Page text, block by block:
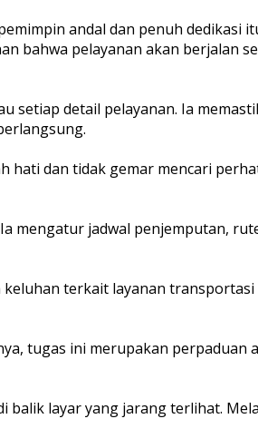
andal dan penuh dedikasi
bahwa pelayanan akan berjalan
setiap detail pelayanan. Ia
hati dan tidak gemar mencari
mengatur jadwal penjemputan,
terkait layanan
tugas ini merupakan perpaduan
balik layar yang jarang terlihat.